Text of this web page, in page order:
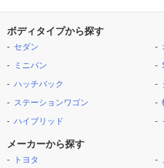
ボディタイプから探す
セダン
ミニバン
ハッチバック
ステーションワゴン
ハイブリッド
メーカーから探す
トヨタ